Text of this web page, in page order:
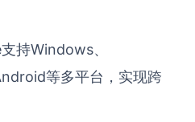
持Windows、
等多平台，实现跨